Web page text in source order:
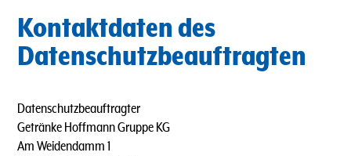
Kontaktdaten des
Datenschutzbeauftragten
Datenschutzbeauftragter
Getränke Hoffmann Gruppe KG
Am Weidendamm 1